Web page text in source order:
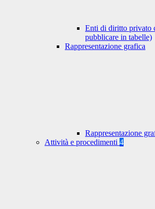
Enti di diritto privato
pubblicare in tabelle)
Rappresentazione grafica
Rappresentazione
Attività e procedimenti 4